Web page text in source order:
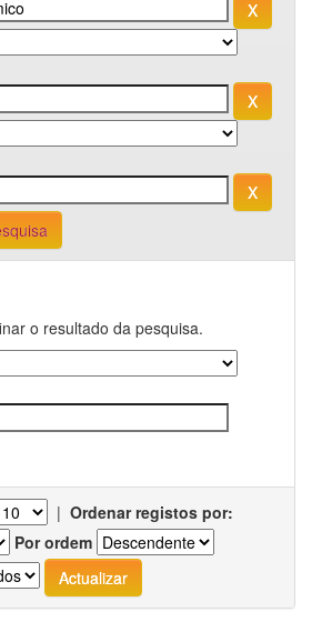
o resultado da pesquisa.
| Ordenar registos por:
Por ordem